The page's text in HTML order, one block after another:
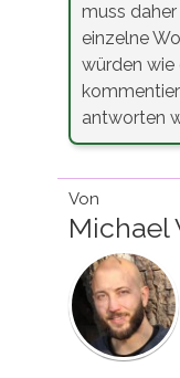
muss
einzelne
würden wie
antworten
Von
Michael